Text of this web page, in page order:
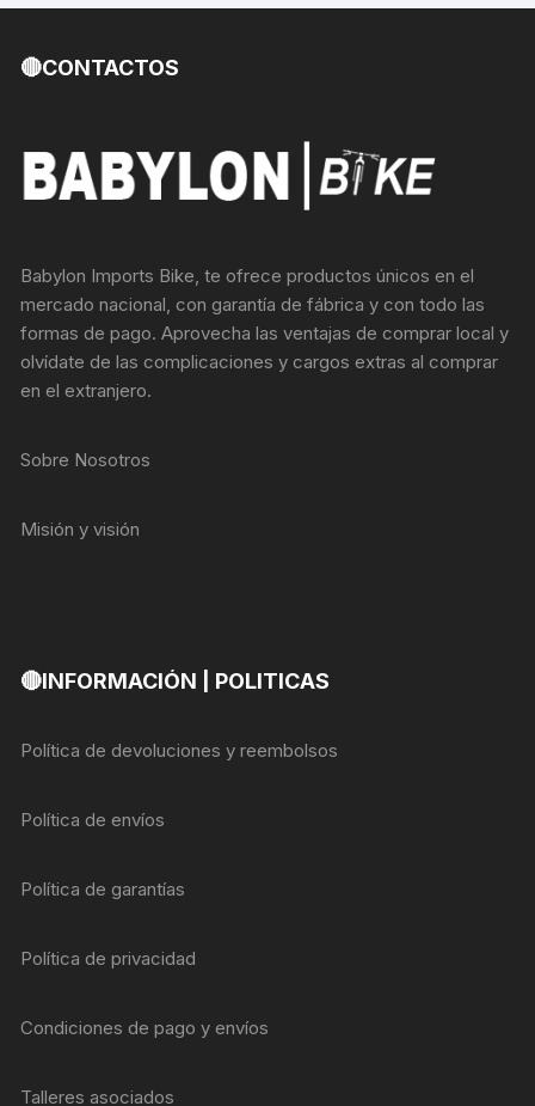
🔴CONTACTOS
Babylon Imports Bike, te ofrece productos únicos en el
mercado nacional, con garantía de fábrica y con todo las
formas de pago. Aprovecha las ventajas de comprar local y
olvídate de las complicaciones y cargos extras al comprar
en el extranjero.
Sobre Nosotros
Misión y visión
🔴INFORMACIÓN | POLITICAS
Política de devoluciones y reembolsos
Política de envíos
Política de garantías
Política de privacidad
Condiciones de pago y envíos
Talleres asociados